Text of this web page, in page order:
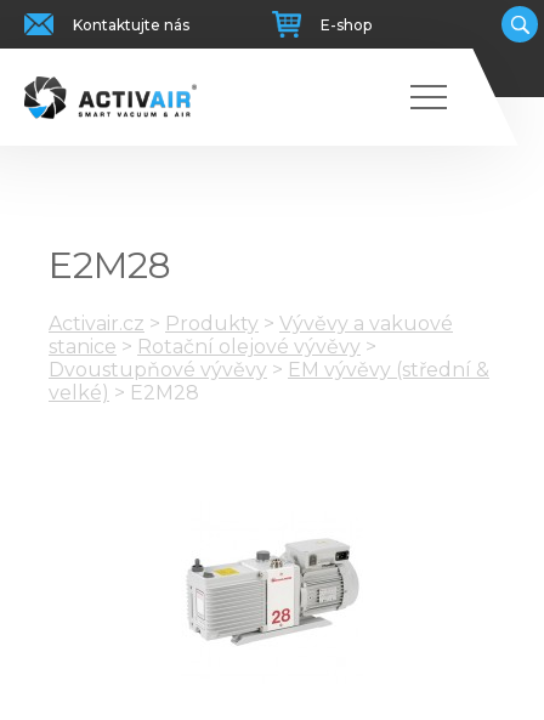
Kontaktujte nás E-shop
E2M28
Activair.cz > Produkty > Vývěvy a vakuové
stanice > Rotační olejové vývěvy >
Dvoustupňové vývěvy > EM vývěvy (střední &
velké) > E2M28